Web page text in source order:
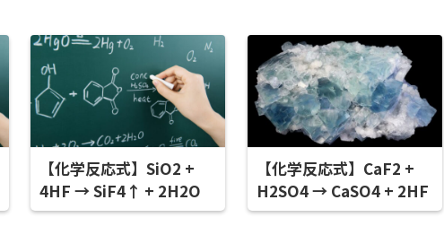
【化学反応式】SiO2 +
4HF → SiF4↑ + 2H2O
【化学反応式】CaF2 +
H2SO4 → CaSO4 + 2HF